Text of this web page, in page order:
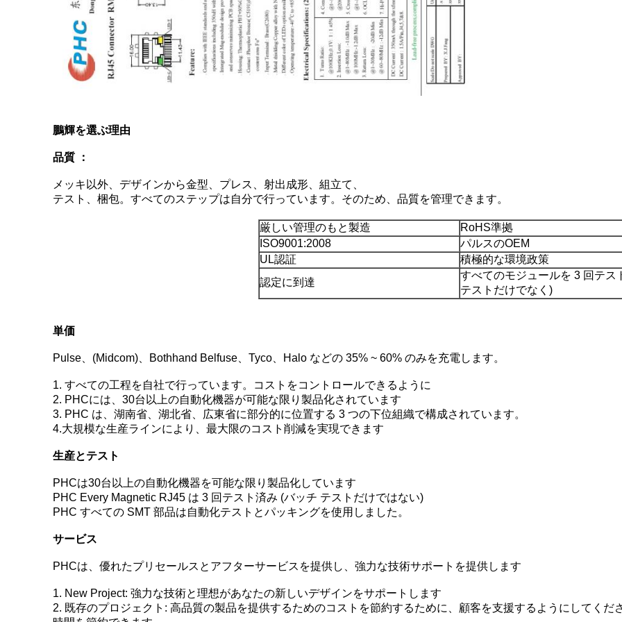
鵬輝を選ぶ理由
品質 ：
メッキ以外、デザインから金型、プレス、射出成形、組立て、
テスト、梱包。すべてのステップは自分で行っています。そのため、品質を管理できます。
厳しい管理のもと製造
RoHS準拠
ISO9001:2008
パルスのOEM
UL認証
積極的な環境政策
認定に到達
すべてのモジュールを 3 回テス
テストだけでなく)
単価
Pulse、(Midcom)、Bothhand Belfuse、Tyco、Halo などの 35% ~ 60% のみを充電します。
1. すべての工程を自社で行っています。コストをコントロールできるように
2. PHCには、30台以上の自動化機器が可能な限り製品化されています
3. PHC は、湖南省、湖北省、広東省に部分的に位置する 3 つの下位組織で構成されています。
4.大規模な生産ラインにより、最大限のコスト削減を実現できます
生産とテスト
PHCは30台以上の自動化機器を可能な限り製品化しています
PHC Every Magnetic RJ45 は 3 回テスト済み (バッチ テストだけではない)
PHC すべての SMT 部品は自動化テストとパッキングを使用しました。
サービス
PHCは、優れたプリセールスとアフターサービスを提供し、強力な技術サポートを提供します
1. New Project: 強力な技術と理想があなたの新しいデザインをサポートします
2. 既存のプロジェクト: 高品質の製品を提供するためのコストを節約するために、顧客を支援するようにしてくだ